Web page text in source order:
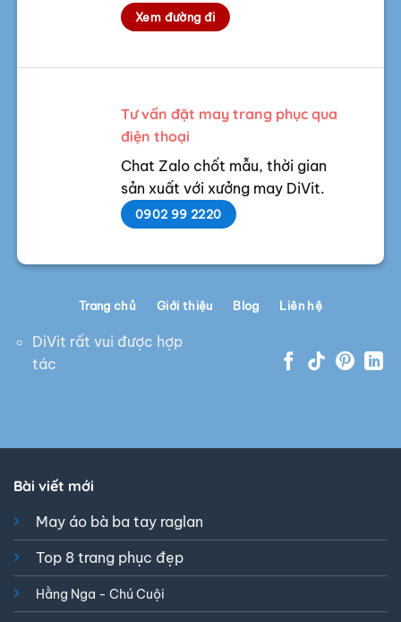
Xem đường đi
Tư vấn đặt may trang phục qua
điện thoại
Chat Zalo chốt mẫu, thời gian
sản xuất với xưởng may DiVit.
0902 99 2220
DiVit rất vui được hợp
tác
Trang chủ Giới thiệu Blog Liên hệ
Bài viết mới
May áo bà ba tay raglan
Top 8 trang phục đẹp
Hằng Nga - Chú Cuội